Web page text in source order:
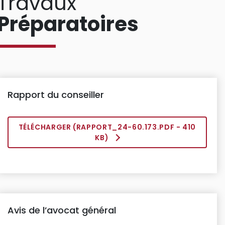
Rapport du conseiller
TÉLÉCHARGER (RAPPORT_24-60.173.PDF - 410
KB)
Avis de l’avocat général